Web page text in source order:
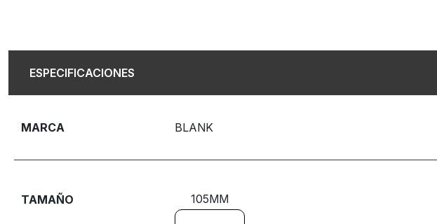
ESPECIFICACIONES
MARCA BLANK
TAMAÑO 105MM